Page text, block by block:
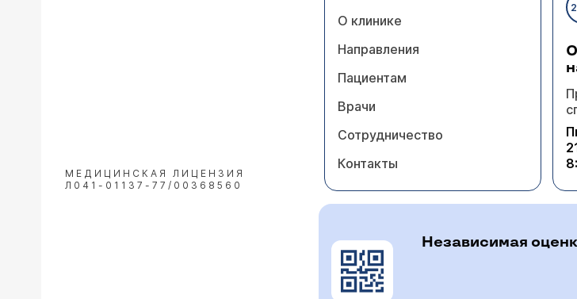
МЕДИЦИНСКАЯ ЛИЦЕНЗИЯ
Л041-01137-77/00368560
О клинике
Направления
Пациентам
Врачи
Сотрудничество
Контакты
Независимая